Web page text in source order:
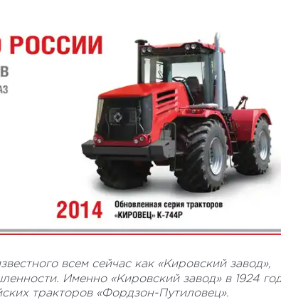
всем сейчас как «Кировский завод»,
Именно «Кировский завод» в 1924
тракторов «Фордзон-Путиловец».